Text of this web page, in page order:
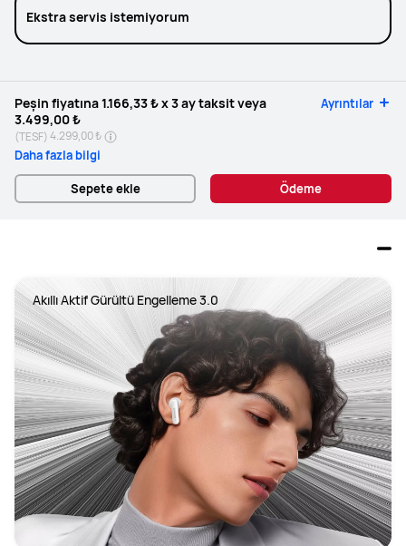
Ekstra servis istemiyorum
Peşin fiyatına1.166,33 ₺
x 3 ay taksit veya
3.499,00 ₺
Ayrıntılar
(TESF)4.299,00 ₺
Daha fazla bilgi
Sepete ekle Ödeme
Akıllı Aktif Gürültü Engelleme 3.0